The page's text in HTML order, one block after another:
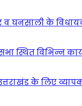
व घनसाली के
स्थित विभिन्न
उत्तराखंड के लिए